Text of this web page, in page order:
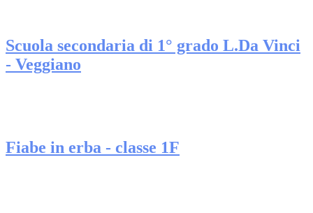
Scuola secondaria di 1° grado L.Da Vinci
- Veggiano
Fiabe in erba - classe 1F